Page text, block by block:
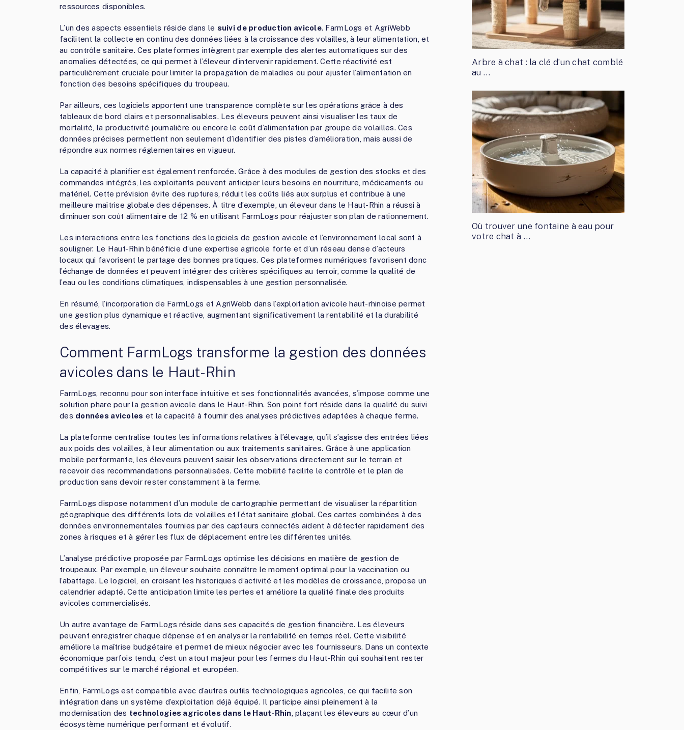
ressources disponibles.
L’un des aspects essentiels réside dans le suivi de production avicole. FarmLogs et AgriWebb
facilitent la collecte en continu des données liées à la croissance des volailles, à leur alimentation, et
au contrôle sanitaire. Ces plateformes intègrent par exemple des alertes automatiques sur des
anomalies détectées, ce qui permet à l’éleveur d’intervenir rapidement. Cette réactivité est
particulièrement cruciale pour limiter la propagation de maladies ou pour ajuster l’alimentation en
fonction des besoins spécifiques du troupeau.
Par ailleurs, ces logiciels apportent une transparence complète sur les opérations grâce à des
tableaux de bord clairs et personnalisables. Les éleveurs peuvent ainsi visualiser les taux de
mortalité, la productivité journalière ou encore le coût d’alimentation par groupe de volailles. Ces
données précises permettent non seulement d’identifier des pistes d’amélioration, mais aussi de
répondre aux normes réglementaires en vigueur.
La capacité à planifier est également renforcée. Grâce à des modules de gestion des stocks et des
commandes intégrés, les exploitants peuvent anticiper leurs besoins en nourriture, médicaments ou
matériel. Cette prévision évite des ruptures, réduit les coûts liés aux surplus et contribue à une
meilleure maîtrise globale des dépenses. À titre d’exemple, un éleveur dans le Haut-Rhin a réussi à
diminuer son coût alimentaire de 12 % en utilisant FarmLogs pour réajuster son plan de rationnement.
Les interactions entre les fonctions des logiciels de gestion avicole et l’environnement local sont à
souligner. Le Haut-Rhin bénéficie d’une expertise agricole forte et d’un réseau dense d’acteurs
locaux qui favorisent le partage des bonnes pratiques. Ces plateformes numériques favorisent donc
l’échange de données et peuvent intégrer des critères spécifiques au terroir, comme la qualité de
l’eau ou les conditions climatiques, indispensables à une gestion personnalisée.
En résumé, l’incorporation de FarmLogs et AgriWebb dans l’exploitation avicole haut-rhinoise permet
une gestion plus dynamique et réactive, augmentant significativement la rentabilité et la durabilité
des élevages.
Comment FarmLogs transforme la gestion des données
avicoles dans le Haut-Rhin
FarmLogs, reconnu pour son interface intuitive et ses fonctionnalités avancées, s’impose comme une
solution phare pour la gestion avicole dans le Haut-Rhin. Son point fort réside dans la qualité du suivi
des données avicoles et la capacité à fournir des analyses prédictives adaptées à chaque ferme.
La plateforme centralise toutes les informations relatives à l’élevage, qu’il s’agisse des entrées liées
aux poids des volailles, à leur alimentation ou aux traitements sanitaires. Grâce à une application
mobile performante, les éleveurs peuvent saisir les observations directement sur le terrain et
recevoir des recommandations personnalisées. Cette mobilité facilite le contrôle et le plan de
production sans devoir rester constamment à la ferme.
FarmLogs dispose notamment d’un module de cartographie permettant de visualiser la répartition
géographique des différents lots de volailles et l’état sanitaire global. Ces cartes combinées à des
données environnementales fournies par des capteurs connectés aident à détecter rapidement des
zones à risques et à gérer les flux de déplacement entre les différentes unités.
L’analyse prédictive proposée par FarmLogs optimise les décisions en matière de gestion de
troupeaux. Par exemple, un éleveur souhaite connaître le moment optimal pour la vaccination ou
l’abattage. Le logiciel, en croisant les historiques d’activité et les modèles de croissance, propose un
calendrier adapté. Cette anticipation limite les pertes et améliore la qualité finale des produits
avicoles commercialisés.
Un autre avantage de FarmLogs réside dans ses capacités de gestion financière. Les éleveurs
peuvent enregistrer chaque dépense et en analyser la rentabilité en temps réel. Cette visibilité
améliore la maîtrise budgétaire et permet de mieux négocier avec les fournisseurs. Dans un contexte
économique parfois tendu, c’est un atout majeur pour les fermes du Haut-Rhin qui souhaitent rester
compétitives sur le marché régional et européen.
Enfin, FarmLogs est compatible avec d’autres outils technologiques agricoles, ce qui facilite son
intégration dans un système d’exploitation déjà équipé. Il participe ainsi pleinement à la
modernisation des technologies agricoles dans le Haut-Rhin , plaçant les éleveurs au cœur d’un
écosystème numérique performant et évolutif.
Arbre à chat : la clé d’un chat comblé
au …
Où trouver une fontaine à eau pour
votre chat à …